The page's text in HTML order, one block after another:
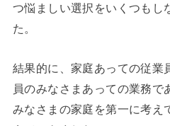
つ悩ましい選択をいくつもし
た。
結果的に、家庭あっての従業
員のみなさまあっての業務
みなさまの家庭を第一に考え